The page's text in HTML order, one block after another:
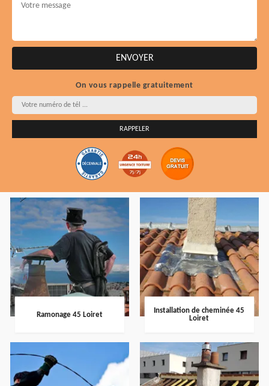
On vous rappelle gratuitement
Ramonage 45 Loiret
Installation de cheminée 45
Loiret